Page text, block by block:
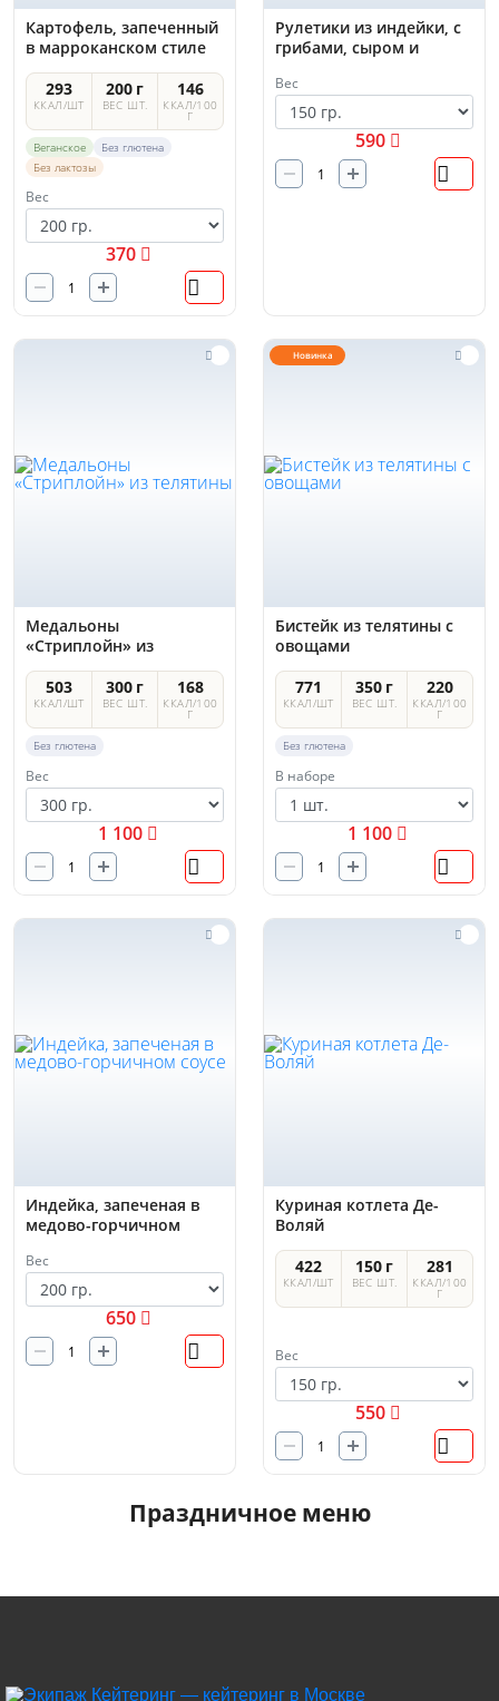
Картофель, запеченный
в марроканском стиле
293
ККАЛ/ШТ
200 г
ВЕС ШТ.
146
ККАЛ/100
Г
Веганское
Без глютена
Без лактозы
Вес
370
Рулетики из индейки, с
грибами, сыром и
Вес
590
Медальоны
«Стриплойн» из
телятины
503
ККАЛ/ШТ
300 г
ВЕС ШТ.
168
ККАЛ/100
Г
Без глютена
Вес
1 100
Новинка
Бистейк из телятины с
овощами
771
ККАЛ/ШТ
350 г
ВЕС ШТ.
220
ККАЛ/100
Г
Без глютена
В наборе
1 100
Индейка, запеченая в
медово-горчичном
Вес
650
Куриная котлета Де-
Воляй
422
ККАЛ/ШТ
150 г
ВЕС ШТ.
281
ККАЛ/100
Г
Вес
550
Праздничное меню